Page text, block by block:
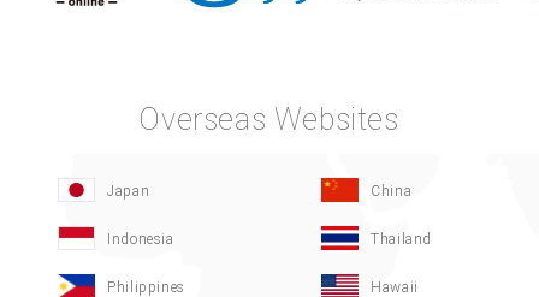
Overseas Websites
Japan China
Indonesia Thailand
Philippines Hawaii